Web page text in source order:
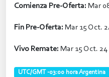
Comienza Pre-Oferta: Mar
Fin Pre-Oferta: Mar 15 Oct.
Vivo Remate: Mar 15 Oct. 24
UTC/GMT -03:00 hora Argentina